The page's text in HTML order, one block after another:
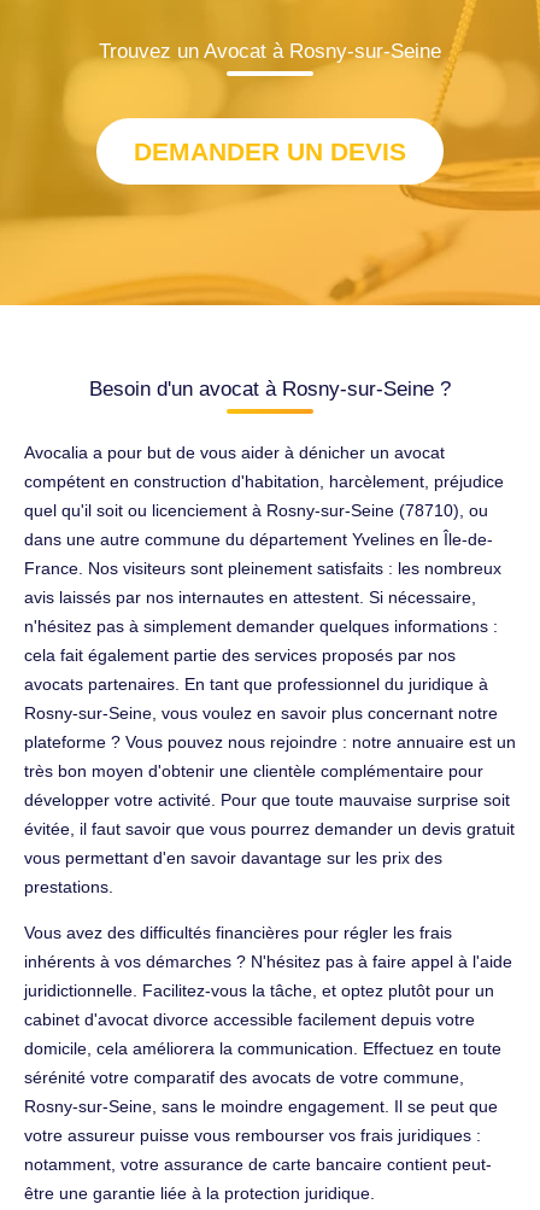
Trouvez un Avocat à Rosny-sur-Seine
DEMANDER UN DEVIS
Besoin d'un avocat à Rosny-sur-Seine ?
Avocalia a pour but de vous aider à dénicher un avocat
compétent en construction d'habitation, harcèlement, préjudice
quel qu'il soit ou licenciement à Rosny-sur-Seine (78710), ou
dans une autre commune du département Yvelines en Île-de-
France. Nos visiteurs sont pleinement satisfaits : les nombreux
avis laissés par nos internautes en attestent. Si nécessaire,
n'hésitez pas à simplement demander quelques informations :
cela fait également partie des services proposés par nos
avocats partenaires. En tant que professionnel du juridique à
Rosny-sur-Seine, vous voulez en savoir plus concernant notre
plateforme ? Vous pouvez nous rejoindre : notre annuaire est un
très bon moyen d'obtenir une clientèle complémentaire pour
développer votre activité. Pour que toute mauvaise surprise soit
évitée, il faut savoir que vous pourrez demander un devis gratuit
vous permettant d'en savoir davantage sur les prix des
prestations.
Vous avez des difficultés financières pour régler les frais
inhérents à vos démarches ? N'hésitez pas à faire appel à l'aide
juridictionnelle. Facilitez-vous la tâche, et optez plutôt pour un
cabinet d'avocat divorce accessible facilement depuis votre
domicile, cela améliorera la communication. Effectuez en toute
sérénité votre comparatif des avocats de votre commune,
Rosny-sur-Seine, sans le moindre engagement. Il se peut que
votre assureur puisse vous rembourser vos frais juridiques :
notamment, votre assurance de carte bancaire contient peut-
être une garantie liée à la protection juridique.